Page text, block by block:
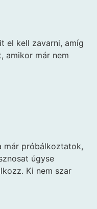
el kell zavarni, amíg
amikor már nem
már próbálkoztatok,
úgyse
Ki nem szar